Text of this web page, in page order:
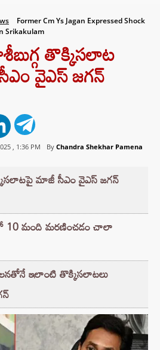
Former Cm Ys Jagan Expressed Shock
Srikakulam
తొక్కిసలాట
వైఎస్ జగన్
, 1:36 PM By Chandra Shekhar Pamena
మాజీ సీఎం వైఎస్ జగన్
మంది మరణించడం చాలా
ఇలాంటి తొక్కిసలాటలు